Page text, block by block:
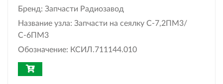
Бренд: Запчасти Радиозавод
Название узла: Запчасти на сеялку С-7,2ПМ3/
С-6ПМ3
Обозначение: КСИЛ.711144.010